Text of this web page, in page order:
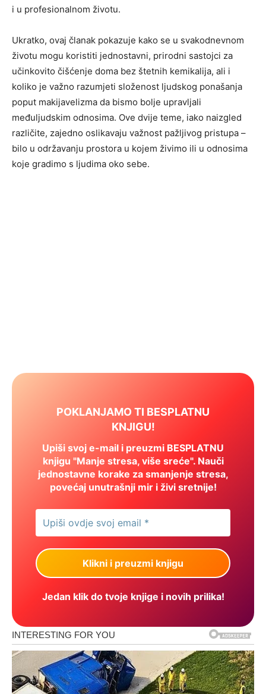
i u profesionalnom životu.
Ukratko, ovaj članak pokazuje kako se u svakodnevnom
životu mogu koristiti jednostavni, prirodni sastojci za
učinkovito čišćenje doma bez štetnih kemikalija, ali i
koliko je važno razumjeti složenost ljudskog ponašanja
poput makijavelizma da bismo bolje upravljali
međuljudskim odnosima. Ove dvije teme, iako naizgled
različite, zajedno oslikavaju važnost pažljivog pristupa –
bilo u održavanju prostora u kojem živimo ili u odnosima
koje gradimo s ljudima oko sebe.
POKLANJAMO TI BESPLATNU
KNJIGU!
Upiši svoj e-mail i preuzmi BESPLATNU
knjigu "Manje stresa, više sreće". Nauči
jednostavne korake za smanjenje stresa,
povećaj unutrašnji mir i živi sretnije!
Jedan klik do tvoje knjige i novih prilika!